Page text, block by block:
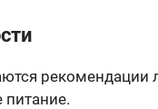
рекомендации